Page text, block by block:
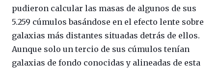
pudieron calcular las masas de algunos de sus
5.259 cúmulos basándose en el efecto lente sobre
galaxias más distantes situadas detrás de ellos.
Aunque solo un tercio de sus cúmulos tenían
galaxias de fondo conocidas y alineadas de esta